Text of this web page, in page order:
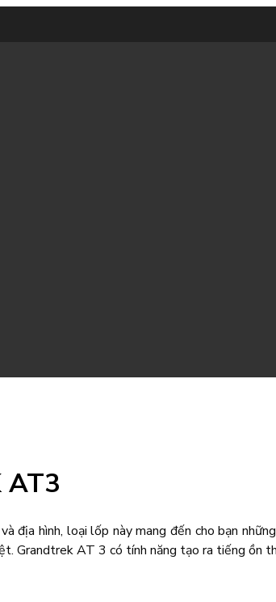
AT3
hình, loại lốp này mang đến cho bạn
Grandtrek AT 3 có tính năng tạo ra tiếng ồn